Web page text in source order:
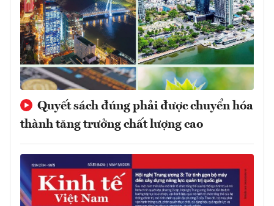
Quyết sách đúng phải được chuyển hóa
thành tăng trưởng chất lượng cao